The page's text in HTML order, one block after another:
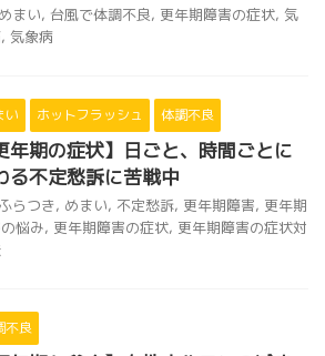
めまい, 台風で体調不良, 更年期障害の症状, 気
, 気象病
い ホットフラッシュ 体調不良
年期の症状】日ごと、時間ごとに
る不定愁訴に苦戦中
らつき, めまい, 不定愁訴, 更年期障害, 更年期
悩み, 更年期障害の症状, 更年期障害の症状対
不良